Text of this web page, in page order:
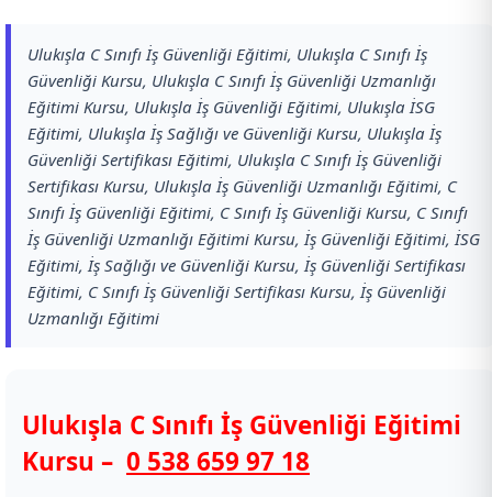
Ulukışla C Sınıfı İş Güvenliği Eğitimi, Ulukışla C Sınıfı İş
Güvenliği Kursu, Ulukışla C Sınıfı İş Güvenliği Uzmanlığı
Eğitimi Kursu, Ulukışla İş Güvenliği Eğitimi, Ulukışla İSG
Eğitimi, Ulukışla İş Sağlığı ve Güvenliği Kursu, Ulukışla İş
Güvenliği Sertifikası Eğitimi, Ulukışla C Sınıfı İş Güvenliği
Sertifikası Kursu, Ulukışla İş Güvenliği Uzmanlığı Eğitimi, C
Sınıfı İş Güvenliği Eğitimi, C Sınıfı İş Güvenliği Kursu, C Sınıfı
İş Güvenliği Uzmanlığı Eğitimi Kursu, İş Güvenliği Eğitimi, İSG
Eğitimi, İş Sağlığı ve Güvenliği Kursu, İş Güvenliği Sertifikası
Eğitimi, C Sınıfı İş Güvenliği Sertifikası Kursu, İş Güvenliği
Uzmanlığı Eğitimi
Ulukışla C Sınıfı İş Güvenliği Eğitimi
Kursu – 0 538 659 97 18